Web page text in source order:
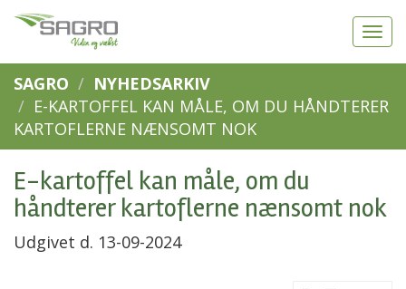
SAGRO
NYHEDSARKIV
E-KARTOFFEL KAN MÅLE, OM DU HÅNDTERER
KARTOFLERNE NÆNSOMT NOK
E-kartoffel kan måle, om du
håndterer kartoflerne nænsomt nok
Udgivet d. 13-09-2024